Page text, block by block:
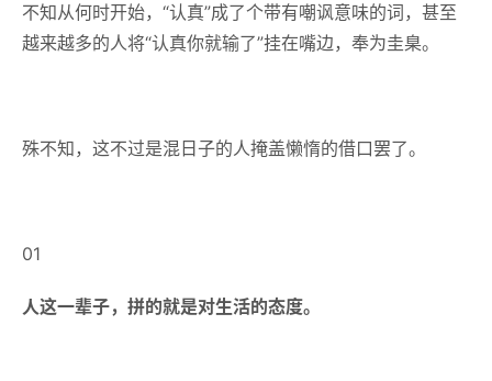
不知从何时开始，“认真”成了个带有嘲讽意味的词，甚至
越来越多的人将“认真你就输了”挂在嘴边，奉为圭臬。
殊不知，这不过是混日子的人掩盖懒惰的借口罢了。
01
人这一辈子，拼的就是对生活的态度。